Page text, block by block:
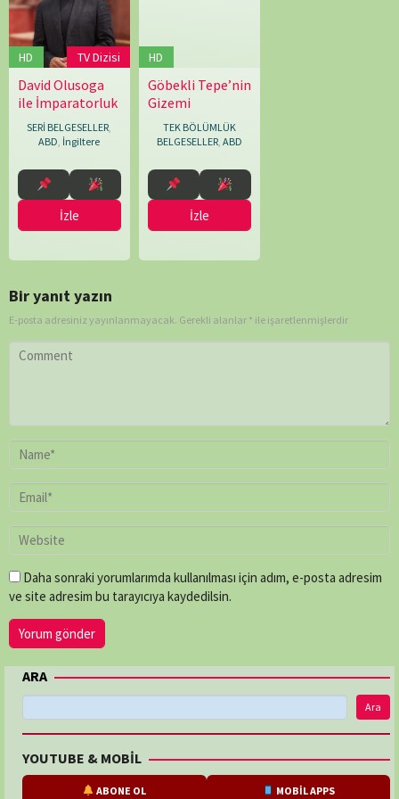
HD TV Dizisi
David Olusoga
ile İmparatorluk
SERİ BELGESELLER
ABD İngiltere
04.08.2025
Francis
Welch
İzle
HD
Göbekli Tepe’nin
Gizemi
TEK BÖLÜMLÜK
BELGESELLER, ABD
25.02.2026
Simon
Rawles
İzle
Bir yanıt yazın
E-posta adresiniz yayınlanmayacak. Gerekli alanlar * ile işaretlenmişlerdir
Daha sonraki yorumlarımda kullanılması için adım, e-posta adresim
ve site adresim bu tarayıcıya kaydedilsin.
ARA
Ara
YOUTUBE & MOBİL
ABONE OL MOBİL APPS